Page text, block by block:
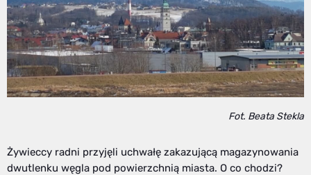
Fot. Beata Stekla
Żywieccy radni przyjęli uchwałę zakazującą magazynowania
dwutlenku węgla pod powierzchnią miasta. O co chodzi?